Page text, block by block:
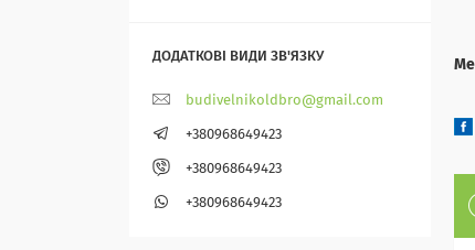
budivelnikoldbro@gmail.com
+380968649423
+380968649423
+380968649423